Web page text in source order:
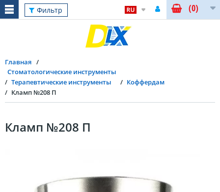
Фильтр (0)
Главная
Стоматологические инструменты
Терапевтические инструменты
Коффердам
Кламп №208 П
Кламп №208 П